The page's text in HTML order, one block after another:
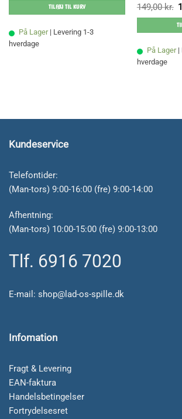
TILFØJ TIL KURV
På Lager | Levering 1-3
hverdage
149,00kr.
På Lager |
hverdage
Kundeservice
Telefontider:
(Man-tors) 9:00-16:00 (fre) 9:00-14:00
Afhentning:
(Man-tors) 10:00-15:00 (fre) 9:00-13:00
Tlf. 6916 7020
E-mail: shop@lad-os-spille.dk
Infomation
Fragt & Levering
EAN-faktura
Handelsbetingelser
Fortrydelsesret